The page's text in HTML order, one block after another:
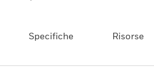
Specifiche Risorse